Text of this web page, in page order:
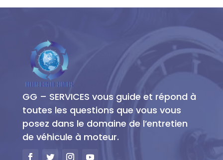
GG – SERVICES vous guide et répond à
toutes les questions que vous vous
posez dans le domaine de l’entretien
de véhicule à moteur.